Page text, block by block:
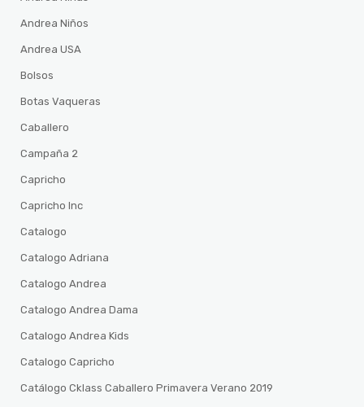
Andrea Niños
Andrea USA
Bolsos
Botas Vaqueras
Caballero
Campaña 2
Capricho
Capricho Inc
Catalogo
Catalogo Adriana
Catalogo Andrea
Catalogo Andrea Dama
Catalogo Andrea Kids
Catalogo Capricho
Catálogo Cklass Caballero Primavera Verano 2019